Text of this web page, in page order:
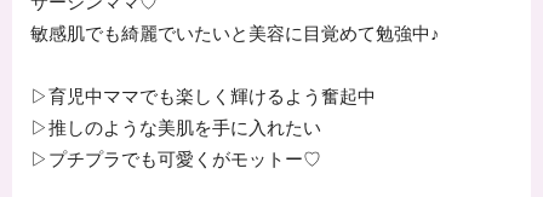
敏感肌でも綺麗でいたいと美容に目覚めて勉強中♪
▷育児中ママでも楽しく輝けるよう奮起中
▷推しのような美肌を手に入れたい
▷プチプラでも可愛くがモットー♡